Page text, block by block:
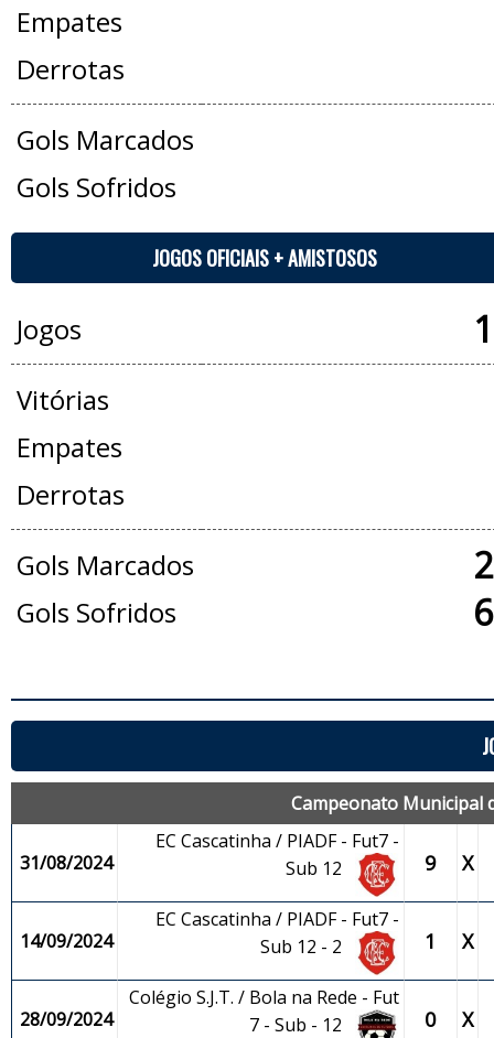
Empates
Derrotas
Gols Marcados
Gols Sofridos
JOGOS OFICIAIS + AMISTOSOS
Jogos
Vitórias
Empates
Derrotas
Gols Marcados
Gols Sofridos
Campeonato Municipal
31/08/2024
EC Cascatinha / PIADF - Fut7 -
Sub 12
9 X
14/09/2024
EC Cascatinha / PIADF - Fut7 -
Sub 12 - 2
1 X
28/09/2024
Colégio S.J.T. / Bola na Rede - Fut
7 - Sub - 12
0 X